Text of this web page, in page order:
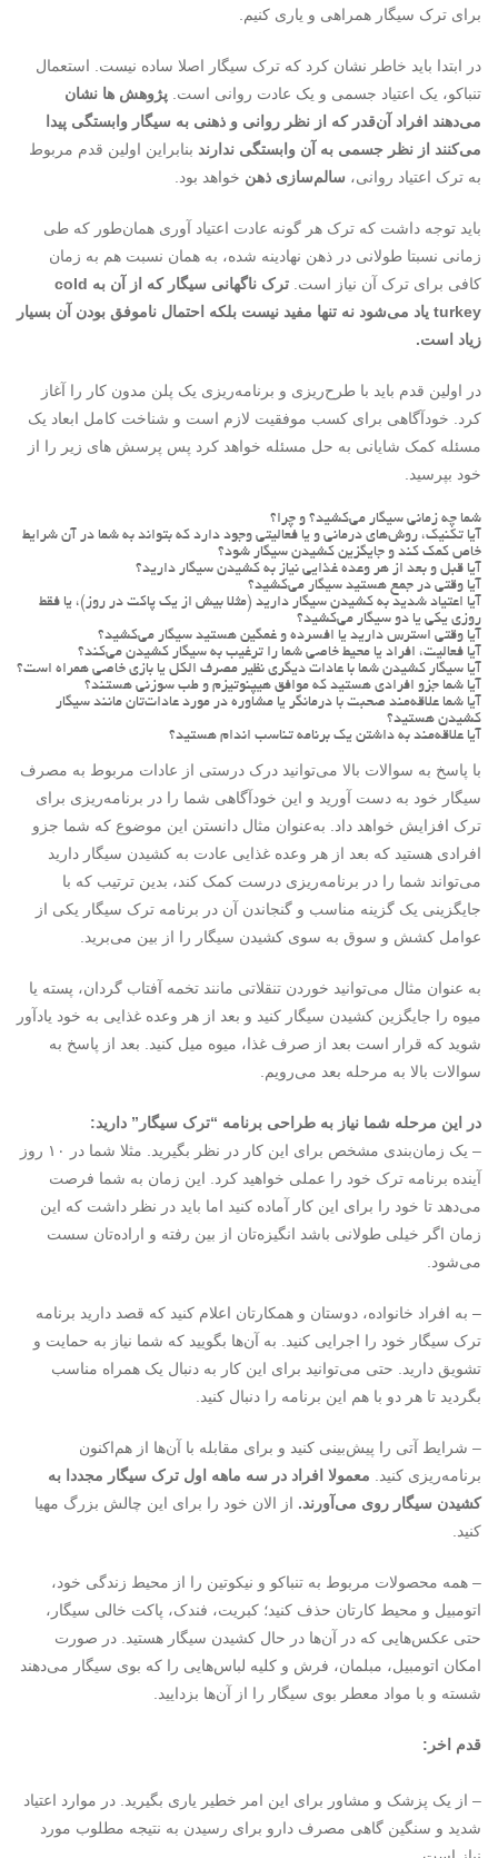
برای ترک سیگار همراهی و یاری کنیم.
در ابتدا باید خاطر نشان کرد که ترک سیگار اصلا ساده نیست. استعمال
تنباکو، یک اعتیاد جسمی و یک عادت روانی است. پژوهش ها نشان
می‌دهند افراد آن‌قدر که از نظر روانی و ذهنی به سیگار وابستگی پیدا
می‌کنند از نظر جسمی به آن وابستگی ندارند بنابراین اولین قدم‌ مربوط
به ترک اعتیاد روانی، سالم‌سازی ذهن خواهد بود.
باید توجه داشت که ترک هر گونه عادت اعتیاد آوری همان‌طور که طی
زمانی نسبتا طولانی در ذهن نهادینه شده، به همان نسبت هم به زمان
کافی برای ترک آن نیاز است.
ترک ناگهانی سیگار که از آن به cold
turkey یاد می‌شود نه تنها مفید نیست بلکه احتمال ناموفق بودن آن بسیار
زیاد است.
در اولین قدم باید با طرح‌ریزی و برنامه‌ریزی یک پلن مدون کار را آغاز
کرد. خودآگاهی برای کسب موفقیت لازم است و شناخت کامل ابعاد یک
مسئله کمک شایانی به حل مسئله خواهد کرد پس پرسش‌ های زیر را از
خود بپرسید.
شما چه زمانی سیگار می‌کشید؟ و چرا؟
آیا تکنیک، روش‌های درمانی و یا فعالیتی وجود دارد که بتواند به شما در آن شرایط
خاص کمک کند و جایگزین کشیدن سیگار شود؟
آیا قبل و بعد از هر وعده غذایی نیاز به کشیدن سیگار دارید؟
آیا وقتی در جمع هستید سیگار می‌کشید؟
آیا اعتیاد شدید به کشیدن سیگار دارید (مثلا بیش از یک پاکت در روز)، یا فقط
روزی یکی یا دو سیگار می‌کشید؟
آیا وقتی استرس دارید یا افسرده و غمگین هستید سیگار می‌کشید؟
آیا فعالیت، افراد یا محیط خاصی شما را ترغیب به سیگار کشیدن می‌کند؟
آیا سیگار کشیدن شما با عادات دیگری نظیر مصرف الکل یا بازی خاصی همراه است؟
آیا شما جزو افرادی هستید که موافق هیپنوتیزم و طب سوزنی هستند؟
آیا شما علاقه‌مند صحبت با درمانگر یا مشاوره در مورد عادات‌تان مانند سیگار
کشیدن هستید؟
آیا علاقه‌مند به داشتن یک برنامه تناسب اندام هستید؟
با پاسخ به سوالات بالا می‌توانید درک درستی از عادات مربوط به مصرف
سیگار خود به دست آورید و این خودآگاهی شما را در برنامه‌ریزی برای
ترک افزایش خواهد داد. به‌عنوان مثال دانستن این موضوع که شما جزو
افرادی هستید که بعد از هر وعده غذایی عادت به کشیدن سیگار دارید
می‌تواند شما را در برنامه‌ریزی درست کمک کند، بدین ترتیب که با
جایگزینی یک گزینه مناسب و گنجاندن آن در برنامه ترک سیگار یکی از
عوامل کشش و سوق به سوی کشیدن سیگار را از بین می‌برید.
به عنوان مثال می‌توانید خوردن تنقلاتی مانند تخمه آفتاب‌ گردان، پسته یا
میوه را جایگزین کشیدن سیگار کنید و بعد از هر وعده غذایی به خود یادآور
شوید که قرار است بعد از صرف غذا، میوه میل کنید. بعد از پاسخ به
سوالات بالا به مرحله بعد می‌رویم.
در این مرحله شما نیاز به طراحی برنامه “ترک سیگار” دارید:
– یک زمان‌بندی مشخص برای این کار در نظر بگیرید. مثلا شما در ۱۰ روز
آینده برنامه ترک خود را عملی خواهید کرد. این زمان به شما فرصت
می‌دهد تا خود را برای این کار آماده کنید اما باید در نظر داشت که این
زمان اگر خیلی طولانی باشد انگیزه‌تان از بین رفته و اراده‌تان سست
می‌شود.
– به افراد خانواده، دوستان و همکارتان اعلام کنید که قصد دارید برنامه
ترک سیگار خود را اجرایی کنید. به آن‌ها بگویید که شما نیاز به حمایت و
تشویق دارید. حتی می‌توانید برای این کار به دنبال یک همراه مناسب
بگردید تا هر دو با هم این برنامه را دنبال کنید.
– شرایط آتی را پیش‌بینی کنید و برای مقابله با آن‌ها از هم‌اکنون
برنامه‌ریزی کنید. معمولا افراد در سه ماهه اول ترک سیگار مجددا به
کشیدن سیگار روی می‌آورند. از الان خود را برای این چالش بزرگ مهیا
کنید.
– همه محصولات مربوط به تنباکو و نیکوتین را از محیط زندگی خود،
اتومبیل و محیط کارتان حذف کنید؛ کبریت، فندک، پاکت خالی سیگار،
حتی عکس‌هایی که در آن‌ها در حال کشیدن سیگار هستید. در صورت
امکان اتومبیل، مبلمان، فرش و کلیه لباس‌هایی را که بوی سیگار می‌دهند
شسته و با مواد معطر بوی سیگار را از آن‌ها بزدایید.
قدم اخر:
– از یک پزشک و مشاور برای این امر خطیر یاری بگیرید. در موارد اعتیاد
شدید و سنگین گاهی مصرف دارو برای رسیدن به نتیجه مطلوب مورد